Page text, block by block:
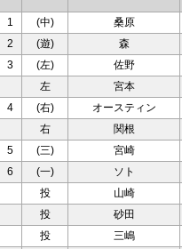
1 (中)
桑原
2
(遊)
森
3
(左)
佐野
左
宮本
4
(右)
オースティン
右
関根
5
(三)
宮崎
6
(一)
ソト
投
山崎
投
砂田
投
三嶋